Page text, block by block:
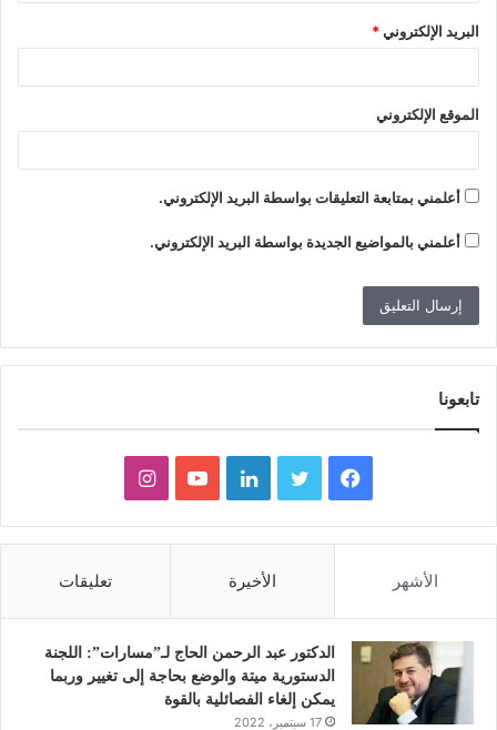
البريد الإلكتروني*
الموقع الإلكتروني
أعلمني بمتابعة التعليقات بواسطة البريد الإلكتروني.
أعلمني بالمواضيع الجديدة بواسطة البريد الإلكتروني.
تابعونا
ي
و
ك
و
ر
ي
د
إ
و
و
ب
ن
ق
الأشهر الأخيرة تعليقات
الدكتور عبد الرحمن الحاج لـ”مسارات”: اللجنة
الدستورية ميتة والوضع بحاجة إلى تغيير وربما
يمكن إلغاء الفصائلية بالقوة
17 سبتمبر، 2022